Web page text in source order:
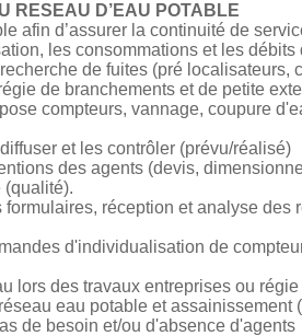
RESEAU D’EAU POTABLE
afin d’assurer la continuité de
les consommations et les
de fuites (pré localisateurs,
de branchements et de petite
compteurs, vannage, coupure
et les contrôler (prévu/réalisé)
des agents (devis,
(qualité).
réception et analyse des
d'individualisation de
lors des travaux entreprises ou
eau potable et assainissement
de besoin et/ou d'absence d'agents